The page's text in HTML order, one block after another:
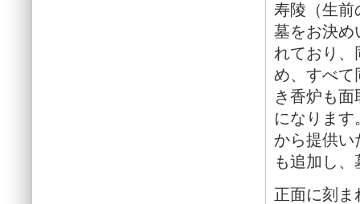
寿陵（生前
墓をお決め
れており、
め、すべて
き香炉も
になりま
から提供い
も追加し
正面に刻ま